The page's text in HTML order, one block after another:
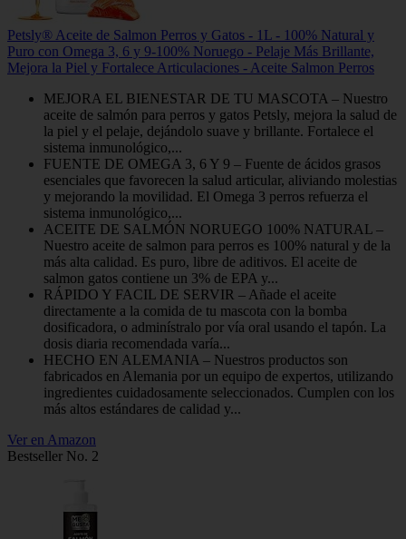
Petsly® Aceite de Salmon Perros y Gatos - 1L - 100% Natural y
Puro con Omega 3, 6 y 9-100% Noruego - Pelaje Más Brillante,
Mejora la Piel y Fortalece Articulaciones - Aceite Salmon Perros
MEJORA EL BIENESTAR DE TU MASCOTA – Nuestro
aceite de salmón para perros y gatos Petsly, mejora la salud de
la piel y el pelaje, dejándolo suave y brillante. Fortalece el
sistema inmunológico,...
FUENTE DE OMEGA 3, 6 Y 9 – Fuente de ácidos grasos
esenciales que favorecen la salud articular, aliviando molestias
y mejorando la movilidad. El Omega 3 perros refuerza el
sistema inmunológico,...
ACEITE DE SALMÓN NORUEGO 100% NATURAL –
Nuestro aceite de salmon para perros es 100% natural y de la
más alta calidad. Es puro, libre de aditivos. El aceite de
salmon gatos contiene un 3% de EPA y...
RÁPIDO Y FACIL DE SERVIR – Añade el aceite
directamente a la comida de tu mascota con la bomba
dosificadora, o adminístralo por vía oral usando el tapón. La
dosis diaria recomendada varía...
HECHO EN ALEMANIA – Nuestros productos son
fabricados en Alemania por un equipo de expertos, utilizando
ingredientes cuidadosamente seleccionados. Cumplen con los
más altos estándares de calidad y...
Ver en Amazon
Bestseller No. 2